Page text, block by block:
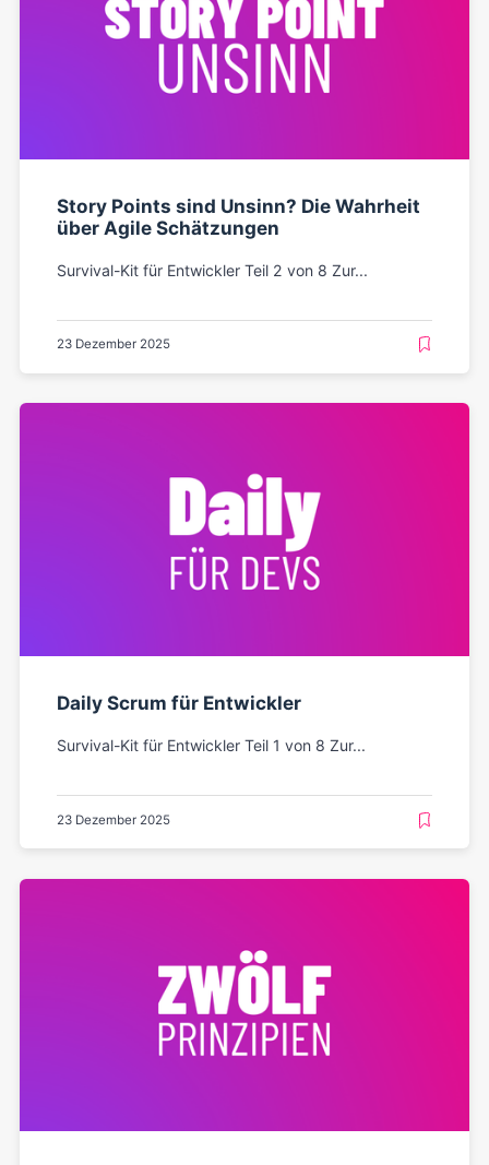
Story Points sind Unsinn? Die Wahrheit
über Agile Schätzungen
Survival-Kit für Entwickler Teil 2 von 8 Zur...
23 Dezember 2025
Daily Scrum für Entwickler
Survival-Kit für Entwickler Teil 1 von 8 Zur...
23 Dezember 2025